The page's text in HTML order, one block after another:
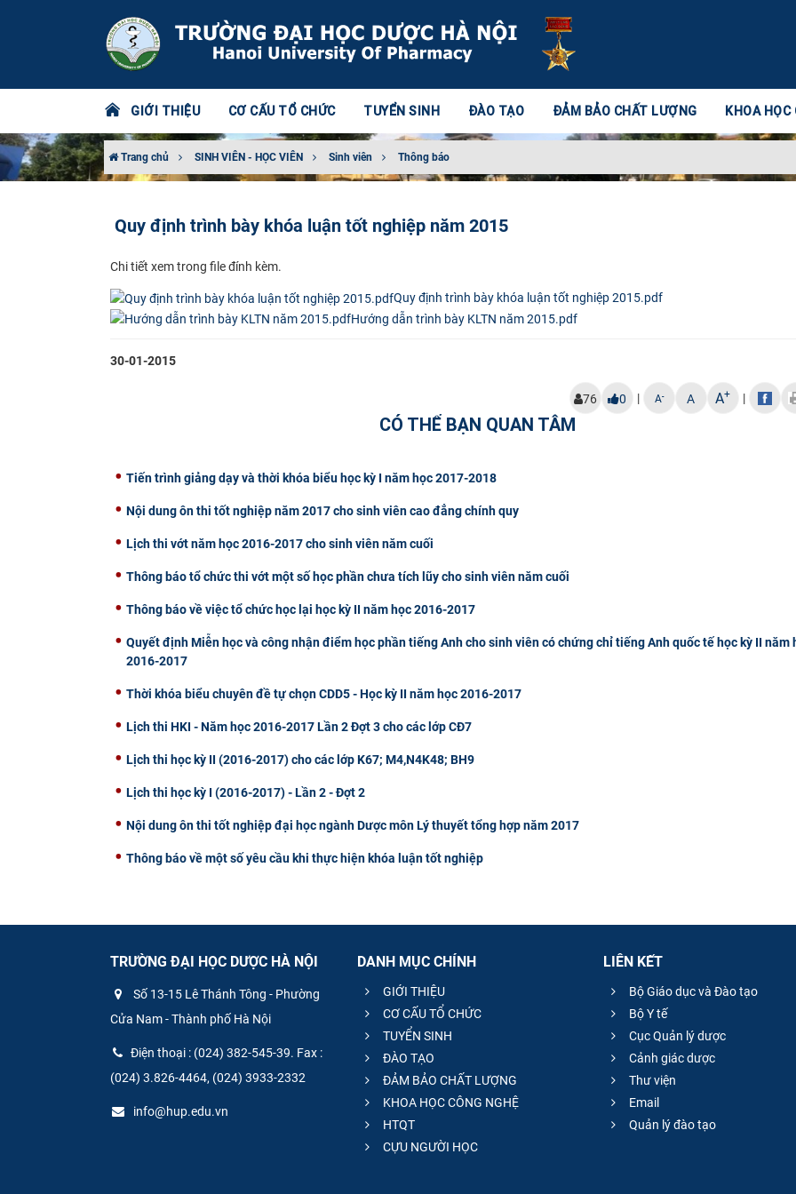
GIỚI THIỆU CƠ CẤU TỔ CHỨC TUYỂN SINH ĐÀO TẠO ĐẢM BẢO CHẤT LƯỢNG KHOA HỌC
Trang chủ SINH VIÊN - HỌC VIÊN Sinh viên Thông báo
Quy định trình bày khóa luận tốt nghiệp năm 2015
Chi​ tiết xem trong file đính kèm.
Quy định trình bày khóa luận tốt nghiệp 2015.pdf
Hướng dẫn trình bày KLTN năm 2015.pdf
30-01-2015
76 0 | A- A A+ |
CÓ THỂ BẠN QUAN TÂM
Tiến trình giảng dạy và thời khóa biểu học kỳ I năm học 2017-2018
Nội dung ôn thi tốt nghiệp năm 2017 cho sinh viên cao đẳng chính quy
Lịch thi vớt năm học 2016-2017 cho sinh viên năm cuối
Thông báo tổ chức thi vớt một số học phần chưa tích lũy cho sinh viên năm cuối
Thông báo về việc tổ chức học lại học kỳ II năm học 2016-2017
Quyết định Miễn học và công nhận điểm học phần tiếng Anh cho sinh viên có chứng chỉ tiếng Anh quốc tế học kỳ II năm
2016-2017
Thời khóa biểu chuyên đề tự chọn CDD5 - Học kỳ II năm học 2016-2017
Lịch thi HKI - Năm học 2016-2017 Lần 2 Đợt 3 cho các lớp CĐ7
Lịch thi học kỳ II (2016-2017) cho các lớp K67; M4,N4K48; BH9
Lịch thi học kỳ I (2016-2017) - Lần 2 - Đợt 2
Nội dung ôn thi tốt nghiệp đại học ngành Dược môn Lý thuyết tổng hợp năm 2017
Thông báo về một số yêu cầu khi thực hiện khóa luận tốt nghiệp
TRƯỜNG ĐẠI HỌC DƯỢC HÀ NỘI
Số 13-15 Lê Thánh Tông - Phường
Cửa Nam - Thành phố Hà Nội
Điện thoại : (024) 382-545-39. Fax :
(024) 3.826-4464, (024) 3933-2332
info@hup.edu.vn
DANH MỤC CHÍNH
GIỚI THIỆU
CƠ CẤU TỔ CHỨC
TUYỂN SINH
ĐÀO TẠO
ĐẢM BẢO CHẤT LƯỢNG
KHOA HỌC CÔNG NGHỆ
HTQT
CỰU NGƯỜI HỌC
LIÊN KẾT
Bộ Giáo dục và Đào tạo
Bộ Y tế
Cục Quản lý dược
Cảnh giác dược
Thư viện
Email
Quản lý đào tạo